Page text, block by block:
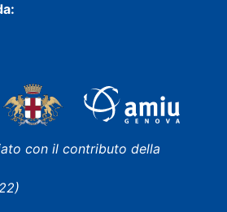
con il contributo della